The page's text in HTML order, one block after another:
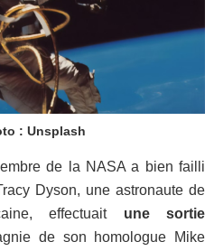
: Unsplash
de la NASA a bien failli
Dyson, une astronaute de
effectuait une sortie
de son homologue Mike